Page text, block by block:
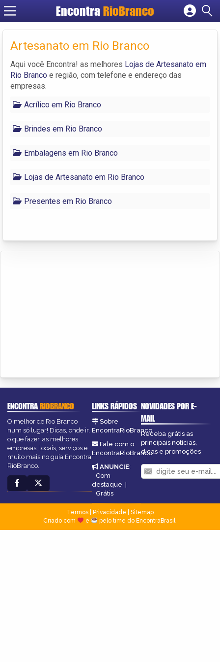
Encontra RioBranco
Cadastrar empresa
Criar conta
Artesanato em Rio Branco
Aqui você Encontra! as melhores Lojas de Artesanato em
Rio Branco e região, com telefone e endereço das
empresas.
Acrílico em Rio Branco
Brindes em Rio Branco
Embalagens em Rio Branco
Lojas de Artesanato em Rio Branco
Presentes em Rio Branco
ENCONTRARIOBRANCO
O melhor de Rio Branco
num só lugar! Dicas, onde ir,
o que fazer, as melhores
empresas, locais, serviços e
muito mais no guia Encontra
RioBranco.
LINKS RÁPIDOS
Sobre
EncontraRioBranco
Fale com o
EncontraRioBranco
ANUNCIE:
Com
destaque |
Grátis
NOVIDADES POR E-
MAIL
Receba grátis as
principais notícias,
dicas e promoções
Termos| Privacidade
Sitemap
Criado com
e pelo time do EncontraBrasil